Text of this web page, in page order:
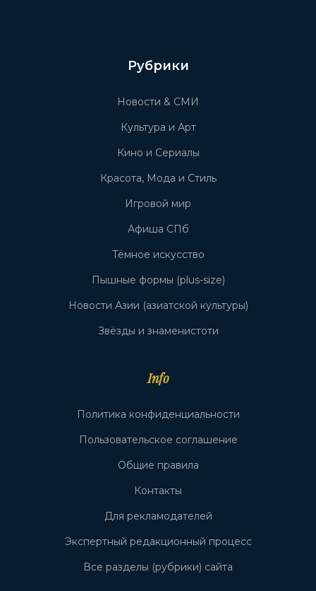
Рубрики
Новости & СМИ
Культура и Арт
Кино и Сериалы
Красота, Мода и Стиль
Игровой мир
Афиша СПб
Тёмное искусство
Пышные формы (plus-size)
Новости Азии (азиатской культуры)
Звёзды и знаменистоти
Info
Политика конфиденциальности
Пользовательское соглашение
Общие правила
Контакты
Для рекламодателей
Экспертный редакционный процесс
Все разделы (рубрики) сайта